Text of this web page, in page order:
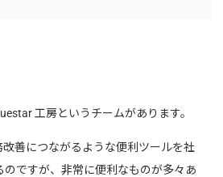
工房というチームがあります。
善につながるような便利ツールを社
のですが、非常に便利なものが多々あ